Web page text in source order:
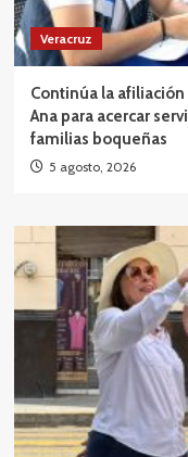
Veracruz
Continúa la
Ana para acercar
familias boqueñas
5 agosto, 2026